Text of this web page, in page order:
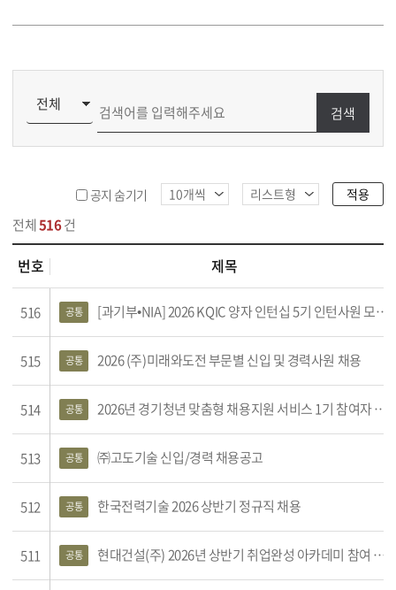
검색
공지 숨기기 적용
전체516건
록
번호 제목
516 공통 [과기부•NIA] 2026 KQIC 양자 인턴십 5기 인턴사원 모집(~8/14)
515 공통 2026 (주)미래와도전 부문별 신입 및 경력사원 채용
514 공통 2026년 경기청년 맞춤형 채용지원 서비스 1기 참여자 모집
513 공통 ㈜고도기술 신입/경력 채용공고
512 공통 한국전력기술 2026 상반기 정규직 채용
511 공통 현대건설(주) 2026년 상반기 취업완성 아카데미 참여 학생 모집